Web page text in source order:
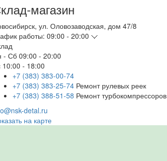
магазин
, ул. Оловозаводская, дом 47/8
работы: 09:00 - 20:00
- Сб 09:00 - 20:00
10:00 - 18:00
+7 (383) 383-00-74
+7 (383) 383-25-74 Ремонт рулевых реек
+7 (383) 388-51-58 Ремонт турбокомпрессоров
detal.ru
на карте